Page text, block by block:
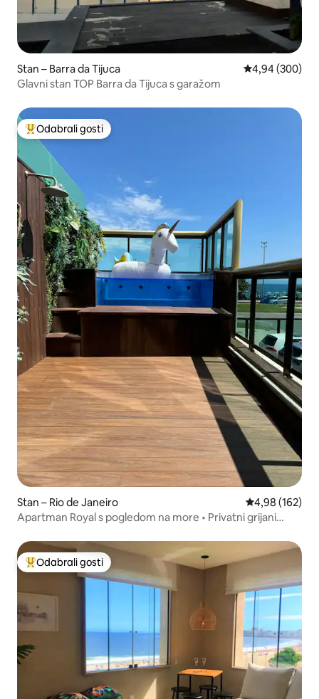
Stan – Barra da Tijuca Prosječna
4,94 (300)
Glavni stan TOP Barra da Tijuca s garažom
Među najviše rangiranima s oznakom „Odabrali gosti”
Odabrali gosti
Stan – Rio de Janeiro Prosječna
4,98 (162)
Apartman Royal s pogledom na more • Privatni grijani
Među najviše rangiranima s oznakom „Odabrali gosti”
Odabrali gosti